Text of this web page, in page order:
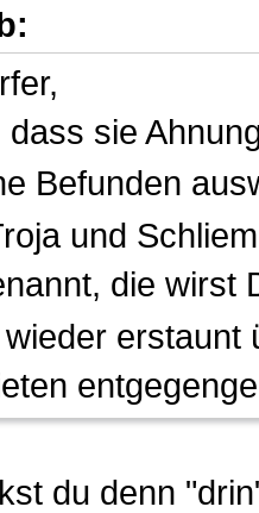
sie
Befunden
und
die wirst
du denn